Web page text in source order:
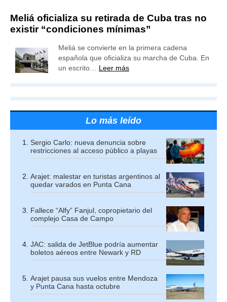
Meliá oficializa su retirada de Cuba tras no
existir “condiciones mínimas”
Meliá se convierte en la primera cadena
española que oficializa su marcha de Cuba. En
un escrito… Leer más
Lo más leído
Sergio Carlo: nueva denuncia sobre
restricciones al acceso público a playas
Arajet: malestar en turistas argentinos al
quedar varados en Punta Cana
Fallece “Alfy” Fanjul, copropietario del
complejo Casa de Campo
JAC: salida de JetBlue podría aumentar
boletos aéreos entre Newark y RD
Arajet pausa sus vuelos entre Mendoza
y Punta Cana hasta octubre